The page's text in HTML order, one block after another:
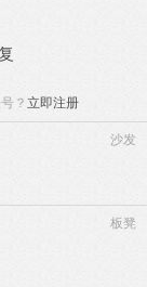
？ 立即注册
沙发
板凳